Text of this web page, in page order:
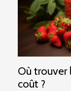
Où trouver
coût ?